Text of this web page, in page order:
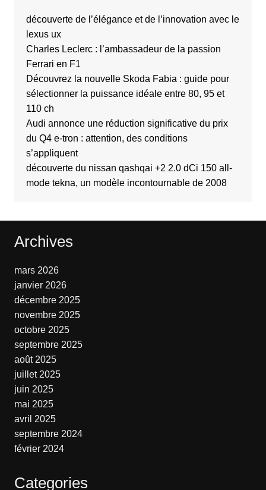
découverte de l’élégance et de l’innovation avec le
lexus ux
Charles Leclerc : l’ambassadeur de la passion
Ferrari en F1
Découvrez la nouvelle Skoda Fabia : guide pour
sélectionner la puissance idéale entre 80, 95 et
110 ch
Audi annonce une réduction significative du prix
du Q4 e-tron : attention, des conditions
s’appliquent
découverte du nissan qashqai +2 2.0 dCi 150 all-
mode tekna, un modèle incontournable de 2008
Archives
mars 2026
janvier 2026
décembre 2025
novembre 2025
octobre 2025
septembre 2025
août 2025
juillet 2025
juin 2025
mai 2025
avril 2025
septembre 2024
février 2024
Categories